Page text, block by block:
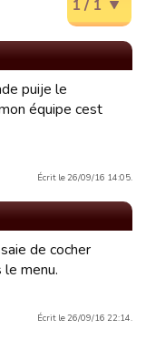
1 / 1
puije le
équipe cest
Écrit le 26/09/16 14:05.
de cocher
le menu.
Écrit le 26/09/16 22:14.